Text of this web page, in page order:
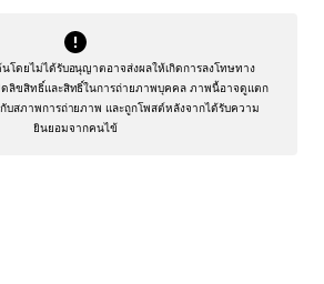
โดยไม่ได้รับอนุญาตอาจส่งผลให้เกิดการลงโทษทาง
ลิขสิทธิ์และสิทธิ์ในการถ่ายภาพบุคคล ภาพนี้อาจดูแตก
บสภาพการถ่ายภาพ และถูกโพสต์หลังจากได้รับความ
ยินยอมจากคนไข้